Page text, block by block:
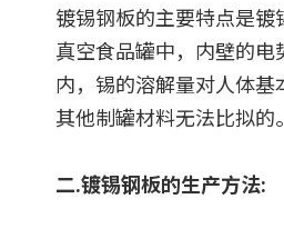
镀锡钢板的主要特点是
真空食品罐中，内壁的
内，锡的溶解量对人体
其他制罐材料无法比拟的。
二.镀锡钢板的生产方法: